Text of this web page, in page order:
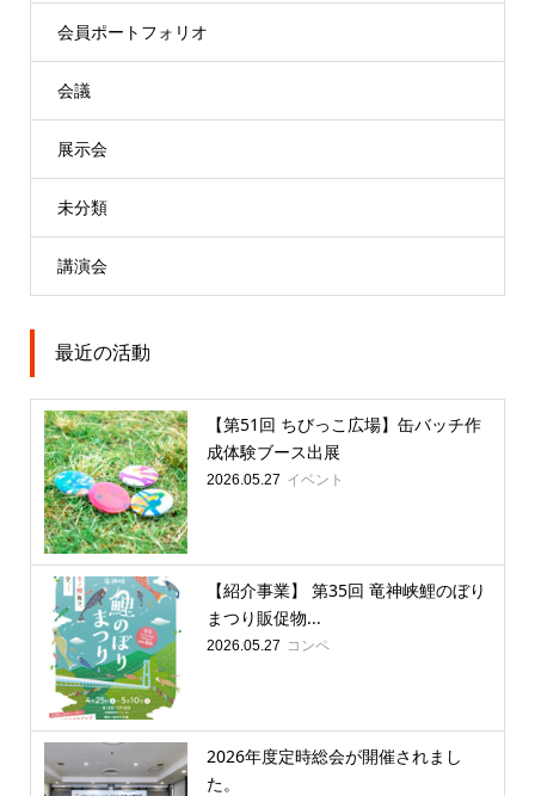
会員ポートフォリオ
会議
展示会
未分類
講演会
最近の活動
【第51回 ちびっこ広場】缶バッチ作
成体験ブース出展
2026.05.27 イベント
【紹介事業】 第35回 竜神峡鯉のぼり
まつり販促物...
2026.05.27 コンペ
2026年度定時総会が開催されまし
た。